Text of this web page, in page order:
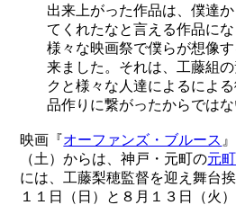
出来上がった作品は、僕達
てくれたなと言える作品にな
様々な映画祭で僕らが想像
来ました。それは、工藤組
クと様々な人達によるによ
品作りに繋がったからではな
映画『オーファンズ・ブルース
（土）からは、神戸・元町の元
には、工藤梨穂監督を迎え舞台
１１日（日）と８月１３日（火